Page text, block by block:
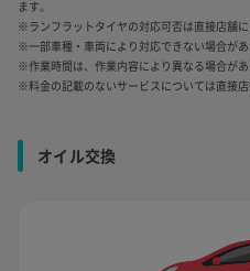
ます。
※ランフラットタイヤの対応可否は直接店舗に
※一部車種・車両により対応できない場合があ
※作業時間は、作業内容により異なる場合があ
※料金の記載のないサービスについては直接店
オイル交換